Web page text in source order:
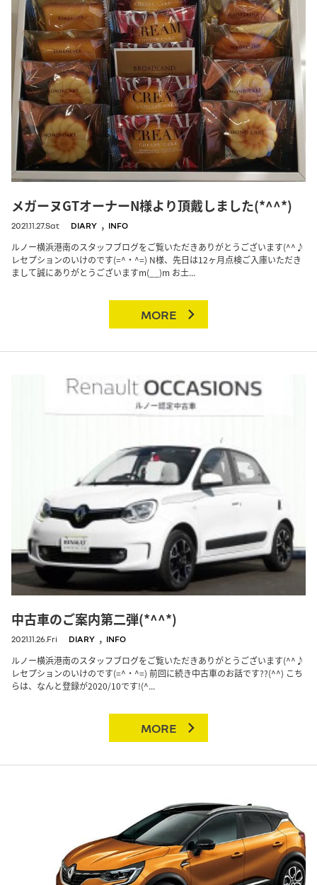
メガーヌGTオーナーN様より頂戴しました(*^^*)
2021.11.27.Sat DIARY , INFO
ルノー横浜港南のスタッフブログをご覧いただきありがとうございます(^^♪
レセプションのいけのです(=^・^=) N様、先日は12ヶ月点検ご入庫いただき
まして誠にありがとうございますm(__)m お土...
MORE
中古車のご案内第二弾(*^^*)
2021.11.26.Fri DIARY , INFO
ルノー横浜港南のスタッフブログをご覧いただきありがとうございます(^^♪
レセプションのいけのです(=^・^=) 前回に続き中古車のお話です??(^^) こち
らは、なんと登録が2020/10です!(^...
MORE